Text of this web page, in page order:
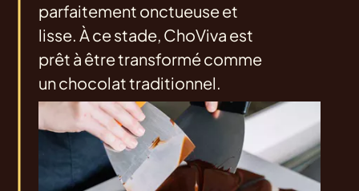
parfaitement onctueuse et
lisse. À ce stade, ChoViva est
prêt à être transformé comme
un chocolat traditionnel.